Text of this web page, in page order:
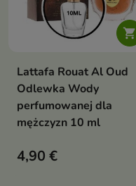

Lattafa Rouat Al Oud
Odlewka Wody
perfumowanej dla
mężczyzn 10 ml
4,90 €